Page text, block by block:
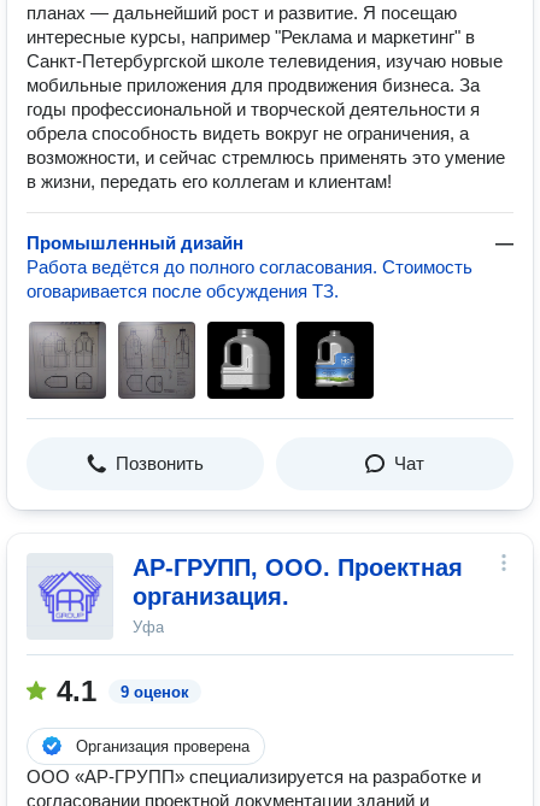
планах — дальнейший рост и развитие. Я посещаю
интересные курсы, например "Реклама и маркетинг" в
Санкт-Петербургской школе телевидения, изучаю новые
мобильные приложения для продвижения бизнеса. За
годы профессиональной и творческой деятельности я
обрела способность видеть вокруг не ограничения, а
возможности, и сейчас стремлюсь применять это умение
в жизни, передать его коллегам и клиентам!
Промышленный дизайн
—
Работа ведётся до полного согласования. Стоимость
оговаривается после обсуждения ТЗ.
Позвонить Чат
АР-ГРУПП, ООО. Проектная
организация.
Уфа
4.1 9 оценок
Организация проверена
ООО «АР-ГРУПП» специализируется на разработке и
согласовании проектной документации зданий и